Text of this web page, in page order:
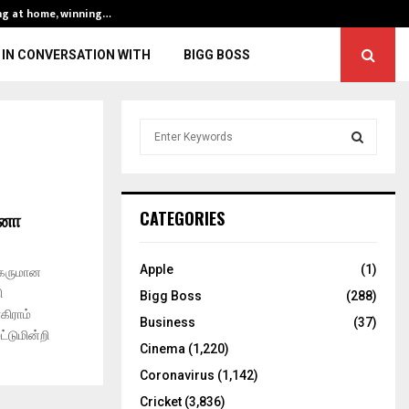
at home, winning…
IN CONVERSATION WITH BIGG BOSS
h
o
:
C
CATEGORIES
Apple
(1)
Bigg Boss
(288)
Business
(37)
Cinema (1,220)
Coronavirus (1,142)
Cricket (3,836)